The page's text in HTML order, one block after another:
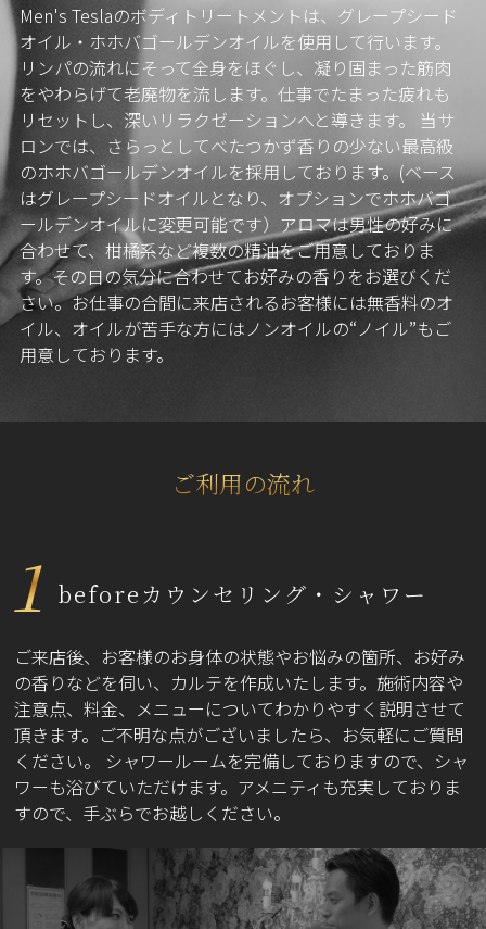
Men's Teslaのボディトリートメントは、グレープシード
オイル・ホホバゴールデンオイルを使用して行います。
リンパの流れにそって全身をほぐし、凝り固まった筋肉
をやわらげて老廃物を流します。仕事でたまった疲れも
リセットし、深いリラクゼーションへと導きます。 当サ
ロンでは、さらっとしてべたつかず香りの少ない最高級
のホホバゴールデンオイルを採用しております。(ベース
はグレープシードオイルとなり、オプションでホホバゴ
ールデンオイルに変更可能です）アロマは男性の好みに
合わせて、柑橘系など複数の精油をご用意しておりま
す。その日の気分に合わせてお好みの香りをお選びくだ
さい。お仕事の合間に来店されるお客様には無香料のオ
イル、オイルが苦手な方にはノンオイルの“ノイル”もご
用意しております。
ご利用の流れ
1 beforeカウンセリング・シャワー
ご来店後、お客様のお身体の状態やお悩みの箇所、お好み
の香りなどを伺い、カルテを作成いたします。施術内容や
注意点、料金、メニューについてわかりやすく説明させて
頂きます。ご不明な点がございましたら、お気軽にご質問
ください。 シャワールームを完備しておりますので、シャ
ワーも浴びていただけます。アメニティも充実しておりま
すので、手ぶらでお越しください。